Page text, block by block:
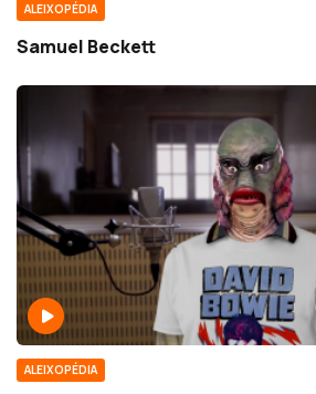
ALEIXOPÉDIA
Samuel Beckett
ALEIXOPÉDIA